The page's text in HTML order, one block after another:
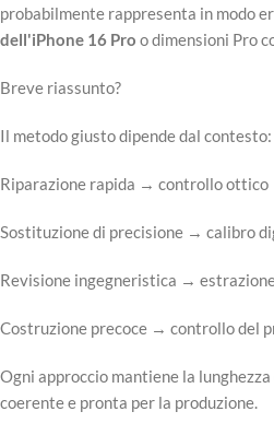
probabilmente rappresenta in modo
dell'iPhone 16 Pro o dimensioni Pro
Breve riassunto?
Il metodo giusto dipende dal contesto:
Riparazione rapida → controllo ottico
Sostituzione di precisione → calibro
Revisione ingegneristica →
Costruzione precoce → controllo del
Ogni approccio mantiene la
coerente e pronta per la produzione.